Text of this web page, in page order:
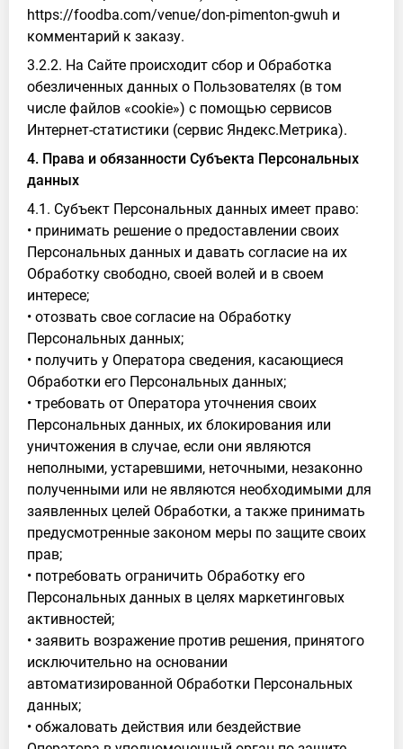
https://foodba.com/venue/don-pimenton-gwuh и
комментарий к заказу.
3.2.2. На Сайте происходит сбор и Обработка
обезличенных данных о Пользователях (в том
числе файлов «cookie») с помощью сервисов
Интернет-статистики (сервис Яндекс.Метрика).
4. Права и обязанности Субъекта Персональных
данных
4.1. Субъект Персональных данных имеет право:
• принимать решение о предоставлении своих
Персональных данных и давать согласие на их
Обработку свободно, своей волей и в своем
интересе;
• отозвать свое согласие на Обработку
Персональных данных;
• получить у Оператора сведения, касающиеся
Обработки его Персональных данных;
• требовать от Оператора уточнения своих
Персональных данных, их блокирования или
уничтожения в случае, если они являются
неполными, устаревшими, неточными, незаконно
полученными или не являются необходимыми для
заявленных целей Обработки, а также принимать
предусмотренные законом меры по защите своих
прав;
• потребовать ограничить Обработку его
Персональных данных в целях маркетинговых
активностей;
• заявить возражение против решения, принятого
исключительно на основании
автоматизированной Обработки Персональных
данных;
• обжаловать действия или бездействие